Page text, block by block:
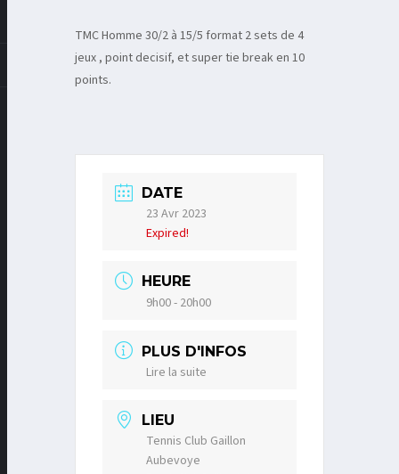
TMC Homme 30/2 à 15/5 format 2 sets de 4
jeux , point decisif, et super tie break en 10
points.
DATE
23 Avr 2023
Expired!
HEURE
9h00 - 20h00
PLUS D'INFOS
Lire la suite
LIEU
Tennis Club Gaillon
Aubevoye